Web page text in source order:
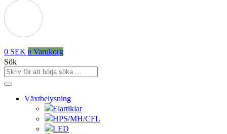
0 SEK 0 Varukorg
Sök
Växtbelysning
Elartiklar
HPS/MH/CFL
LED